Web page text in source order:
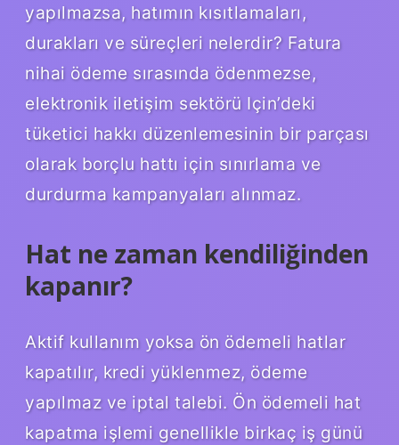
yapılmazsa, hatımın kısıtlamaları,
durakları ve süreçleri nelerdir? Fatura
nihai ödeme sırasında ödenmezse,
elektronik iletişim sektörü Için’deki
tüketici hakkı düzenlemesinin bir parçası
olarak borçlu hattı için sınırlama ve
durdurma kampanyaları alınmaz.
Hat ne zaman kendiliğinden
kapanır?
Aktif kullanım yoksa ön ödemeli hatlar
kapatılır, kredi yüklenmez, ödeme
yapılmaz ve iptal talebi. Ön ödemeli hat
kapatma işlemi genellikle birkaç iş günü